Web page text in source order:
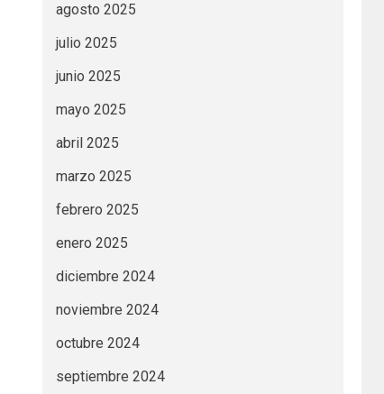
agosto 2025
julio 2025
junio 2025
mayo 2025
abril 2025
marzo 2025
febrero 2025
enero 2025
diciembre 2024
noviembre 2024
octubre 2024
septiembre 2024